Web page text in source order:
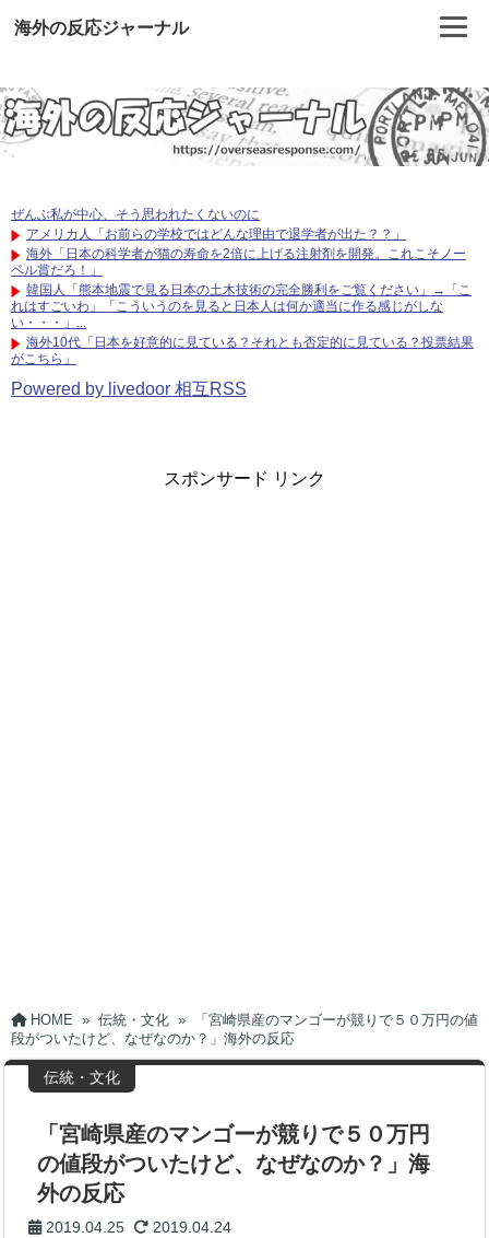
海外の反応ジャーナル
ぜんぶ私が中心、そう思われたくないのに
アメリカ人「お前らの学校ではどんな理由で退学者が出た？？」
海外「日本の科学者が猫の寿命を2倍に上げる注射剤を開発。これこそノー
ベル賞だろ！」
韓国人「熊本地震で見る日本の土木技術の完全勝利をご覧ください」→「こ
れはすごいわ」「こういうのを見ると日本人は何か適当に作る感じがしな
い・・・」...
海外10代「日本を好意的に見ている？それとも否定的に見ている？投票結果
がこちら」
Powered by livedoor 相互RSS
スポンサード リンク
HOME » 伝統・文化 »
「宮崎県産のマンゴーが競りで５０万円の値
段がついたけど、なぜなのか？」海外の反応
伝統・文化
「宮崎県産のマンゴーが競りで５０万円
の値段がついたけど、なぜなのか？」海
外の反応
2019.04.25 2019.04.24